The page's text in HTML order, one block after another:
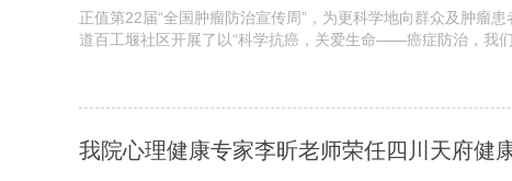
正值第22届“全国肿瘤防治宣传周”，为更科学地向群众及肿瘤
道百工堰社区开展了以“科学抗癌，关爱生命——癌症防治，我
我院心理健康专家李昕老师荣任四川天府健